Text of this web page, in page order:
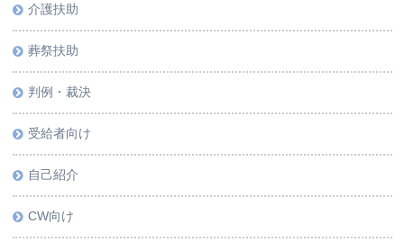
介護扶助
葬祭扶助
判例・裁決
受給者向け
自己紹介
CW向け